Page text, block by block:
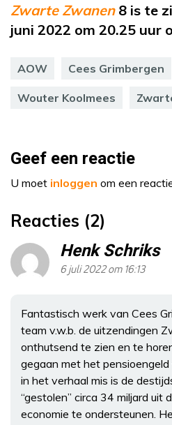
Zwarte Zwanen8 is te
juni 2022 om 20.25 uur
AOW Cees Grimbergen
Wouter Koolmees
Geef een reactie
U moet inloggen om een
Reacties (2)
Henk Schriks
6 juli 2022 om 16:13
Fantastisch werk van Cees
team v.w.b. de uitzendingen
onthutsend te zien en te
gegaan met het
in het verhaal mis is de
“gestolen” circa 34 miljard uit
economie te ondersteunen.